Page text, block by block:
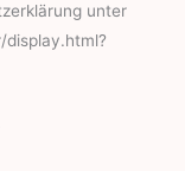
unter